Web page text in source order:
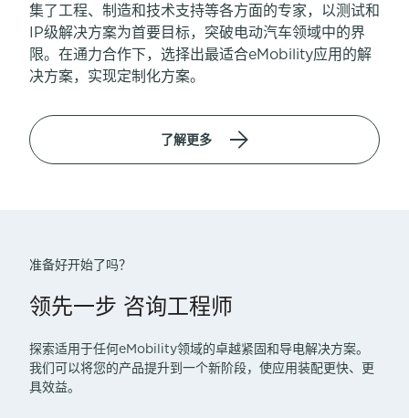
集了工程、制造和技术支持等各方面的专家，以测试和
IP级解决方案为首要目标，突破电动汽车领域中的界
限。在通力合作下，选择出最适合eMobility应用的解
决方案，实现定制化方案。
了解更多
准备好开始了吗？
领先一步 咨询工程师
探索适用于任何eMobility领域的卓越紧固和导电解决方案。
我们可以将您的产品提升到一个新阶段，使应用装配更快、更
具效益。